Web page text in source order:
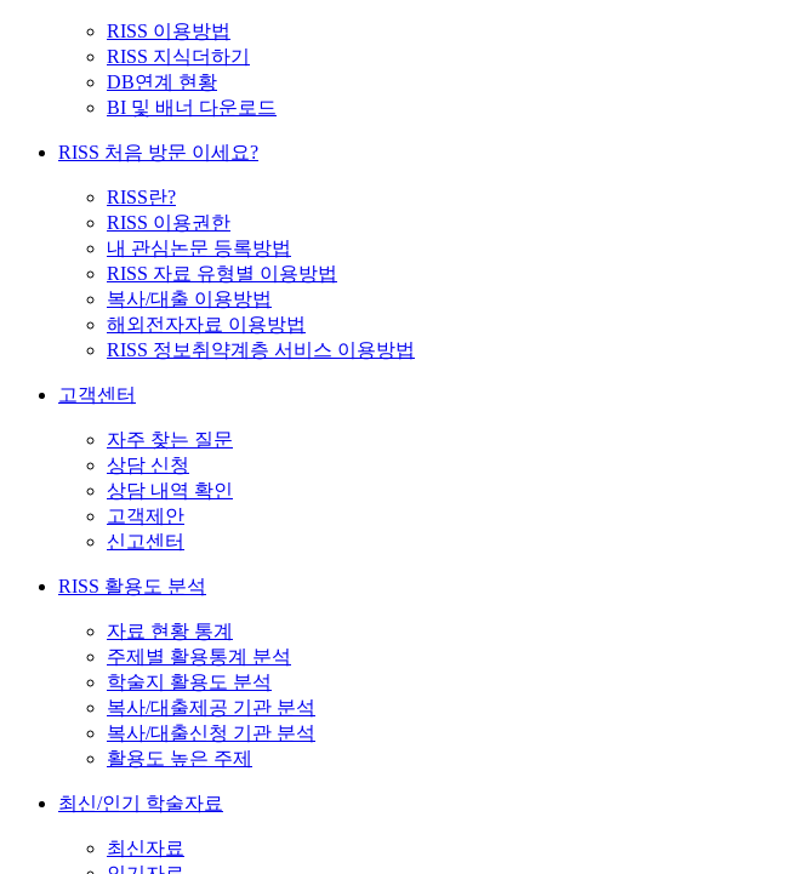
RISS 이용방법
RISS 지식더하기
DB연계 현황
BI 및 배너 다운로드
RISS 처음 방문 이세요?
RISS란?
RISS 이용권한
내 관심논문 등록방법
RISS 자료 유형별 이용방법
복사/대출 이용방법
해외전자자료 이용방법
RISS 정보취약계층 서비스 이용방법
고객센터
자주 찾는 질문
상담 신청
상담 내역 확인
고객제안
신고센터
RISS 활용도 분석
자료 현황 통계
주제별 활용통계 분석
학술지 활용도 분석
복사/대출제공 기관 분석
복사/대출신청 기관 분석
활용도 높은 주제
최신/인기 학술자료
최신자료